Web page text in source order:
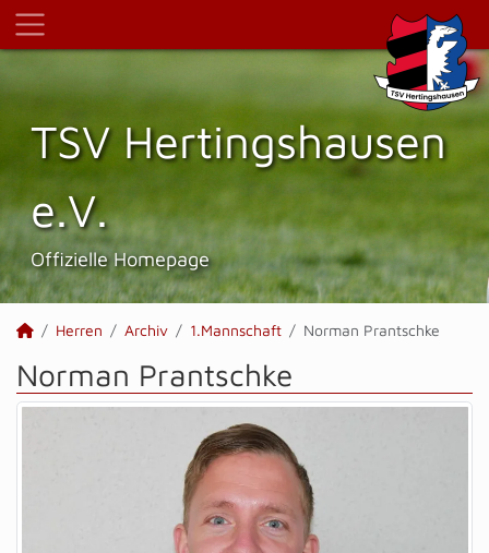
TSV Hertings­hausen
e.V.
Offizielle Homepage
Herren Archiv 1.Mannschaft Norman Prantschke
Norman Prantschke